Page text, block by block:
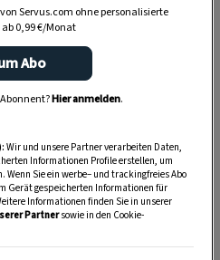
Servus.com ohne personalisierte
0,99 €/Monat
Abo
Hier anmelden.
Wir und unsere Partner verarbeiten Daten,
Informationen Profile erstellen, um
Sie ein werbe– und trackingfreies Abo
Gerät gespeicherten Informationen für
Informationen finden Sie in unserer
Partnersowie in den Cookie-